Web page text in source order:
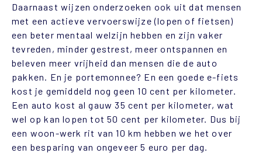
Daarnaast wijzen onderzoeken ook uit dat mensen
met een actieve vervoerswijze (lopen of fietsen)
een beter mentaal welzijn hebben en zijn vaker
tevreden, minder gestrest, meer ontspannen en
beleven meer vrijheid dan mensen die de auto
pakken. En je portemonnee? En een goede e-fiets
kost je gemiddeld nog geen 10 cent per kilometer.
Een auto kost al gauw 35 cent per kilometer, wat
wel op kan lopen tot 50 cent per kilometer. Dus bij
een woon-werk rit van 10 km hebben we het over
een besparing van ongeveer 5 euro per dag.